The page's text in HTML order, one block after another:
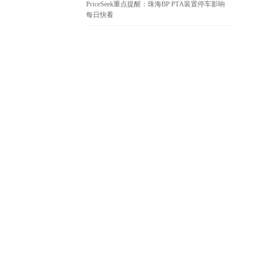
PriceSeek重点提醒：珠海BP PTA装置停车影响
每日快看